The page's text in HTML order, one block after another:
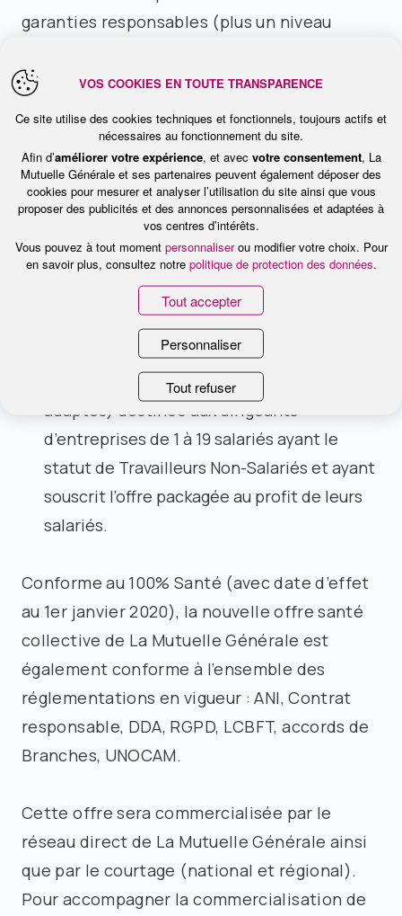
garanties responsables (plus un niveau
offre modulairepour les entreprises de
10 à 99 salariés, s’appuyant sur une
démarche commerciale innovante,
offre packagéepour les TPE de 1 à 19
salariés proposant une solution clé en main
avec des formules prédéfinies construites à
partir de l’offre modulaire,
offre miroir « dirigeant »(même
garanties que l’offre packagée et tarifs
adaptés) destinée aux dirigeants
d’entreprises de 1 à 19 salariés ayant le
statut de Travailleurs Non-Salariés et ayant
souscrit l’offre packagée au profit de leurs
salariés.
Conforme au 100% Santé (avec date d’effet
au 1er janvier 2020), la nouvelle offre santé
collective de La Mutuelle Générale est
également conforme à l’ensemble des
réglementations en vigueur : ANI, Contrat
responsable, DDA, RGPD, LCBFT, accords de
Branches, UNOCAM.
Cette offre sera commercialisée par le
réseau direct de La Mutuelle Générale ainsi
que par le courtage (national et régional).
Pour accompagner la commercialisation de
VOS COOKIES EN TOUTE TRANSPARENCE
Ce site utilise des cookies techniques et fonctionnels, toujours actifs et
nécessaires au fonctionnement du site.
Afin d’améliorer votre expérience, et avec votre consentement, La
Mutuelle Générale et ses partenaires peuvent également déposer des
cookies pour mesurer et analyser l’utilisation du site ainsi que vous
proposer des publicités et des annonces personnalisées et adaptées à
vos centres d’intérêts.
Vous pouvez à tout moment personnaliserou modifier votre choix. Pour
en savoir plus, consultez notre politique de protection des données.
Tout accepter
Personnaliser
Tout refuser